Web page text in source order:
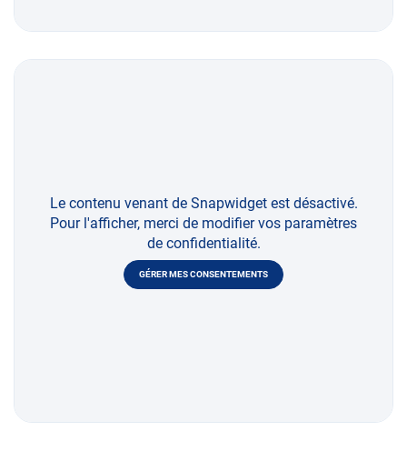
Le contenu venant de Snapwidget est désactivé.
Pour l'afficher, merci de modifier vos paramètres
de confidentialité.
GÉRER MES CONSENTEMENTS